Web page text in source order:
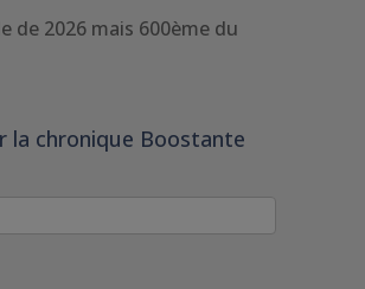
de 2026 mais 600ème du
la chronique Boostante